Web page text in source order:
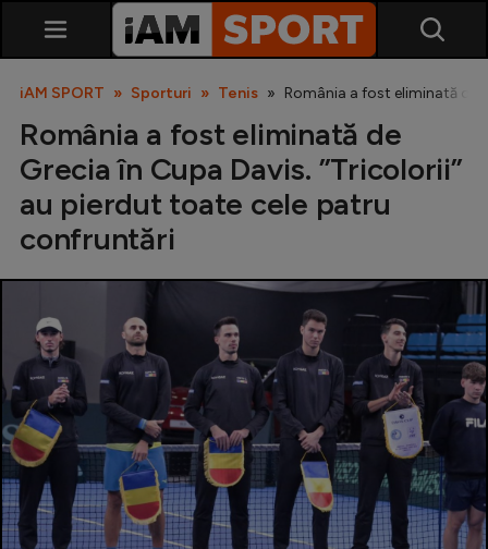
SuperLiga
Liga 2
Cupa României
Echipa Națională
U21
Fotbal feminin
Special
iAM SPORT Sporturi Tenis România a fost eliminată de
România a fost eliminată de
Grecia în Cupa Davis. ”Tricolorii”
au pierdut toate cele patru
confruntări